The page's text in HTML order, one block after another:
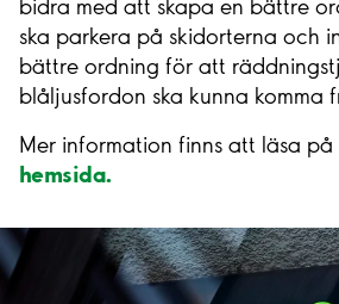
bidra med att skapa en bättre
ska parkera på skidorterna och
bättre ordning för att
blåljusfordon ska kunna komma
Mer information finns att läsa på
hemsida.